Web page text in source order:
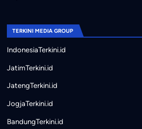
TERKINI MEDIA GROUP
IndonesiaTerkini.id
JatimTerkini.id
JatengTerkini.id
JogjaTerkini.id
BandungTerkini.id